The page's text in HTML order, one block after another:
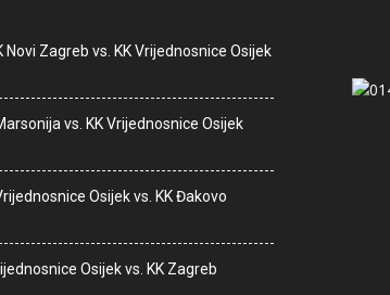
Novi Zagreb vs. KK Vrijednosnice Osijek
vs. KK Vrijednosnice Osijek
Osijek vs. KK Đakovo
Osijek vs. KK Zagreb